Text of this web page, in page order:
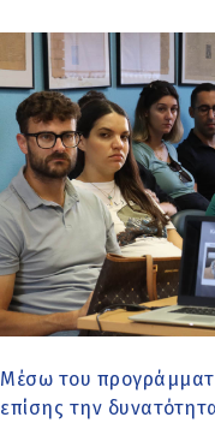
Μέσω του
επίσης την